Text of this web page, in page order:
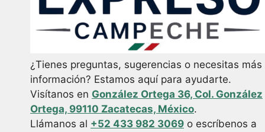
¿Tienes preguntas, sugerencias o necesitas más
información? Estamos aquí para ayudarte.
Visítanos en González Ortega 36, Col. González
Ortega, 99110 Zacatecas, México.
Llámanos al +52 433 982 3069 o escríbenos a